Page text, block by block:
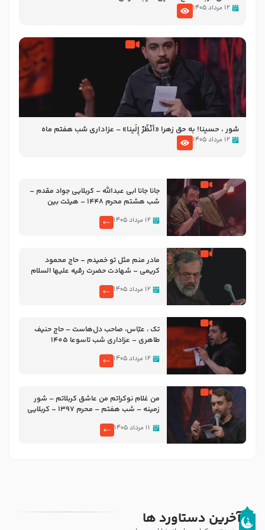
۱۲ مرداد ۱۴۰۵
شور ، حسینا! به‌ حق زهرا «أُنْظُرْ إِلَینا» – عزاداری شب هفتم ماه
محرّم 1405
۱۲ مرداد ۱۴۰۵
جانا جانا ابی عبدالله – کربلایی جواد مقدم –
شب هشتم محرم 1448 – هیئت بین
۱۲ مرداد ۱۴۰۵
مادر منم مثل تو خمیدم – حاج محمود
کریمی – شهادت حضرت رقیه علیها السلام
۱۲ مرداد ۱۴۰۵
تک ، عبّاس، صاحب دل‌هاست – حاج حنیف
طاهری – عزاداری شب تاسوعا 1405
۱۲ مرداد ۱۴۰۵
من غلام نوکراتم من عاشق کربلاتم – شور
زمینه – شب هفتم – محرم 1397 – کربلایی
۱۱ مرداد ۱۴۰۵
آخرین دستاورد ها